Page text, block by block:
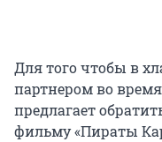
Для того чтобы в
партнером во
предлагает
фильму «Пираты